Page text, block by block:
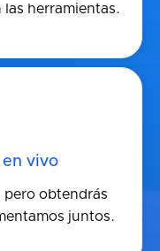
las herramientas.
en vivo
pero obtendrás
juntos.